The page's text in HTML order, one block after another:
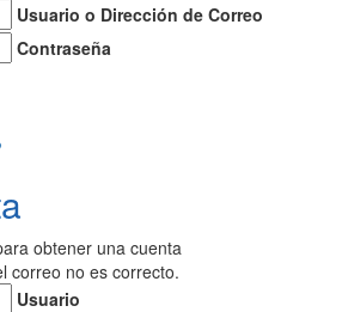
Usuario o Dirección de Correo
Contraseña
obtener una cuenta
correo no es correcto.
Usuario